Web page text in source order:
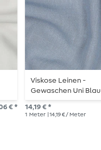
€ *
Viskose Leinen -
Gewaschen Uni Blau
14,19 € *
1 Meter | 14,19 € / Meter